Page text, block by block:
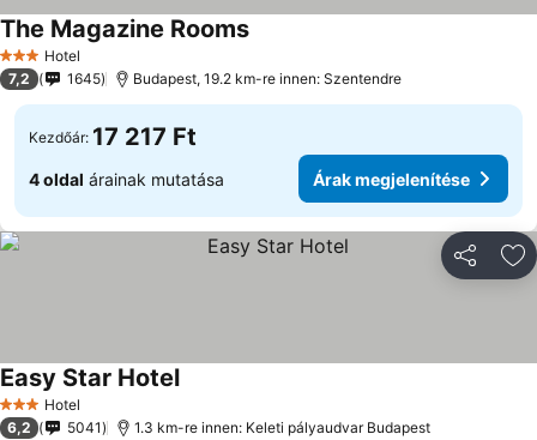
3 Kategória
Hotel
The Magazine RoomsÁrak megjelenítése
7,2 1645 Budapest, 19.2 km-re innen: Szentendre
Kezdőár: 17 217 Ft
4 oldal árainak mutatása Árak megjelenítése
3 Kategória
Hotel
Easy Star HotelÁrak megjelenítése
6,2 5041 1.3 km-re innen: Keleti pályaudvar Budapest